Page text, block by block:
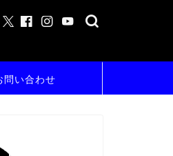
問い合わせ